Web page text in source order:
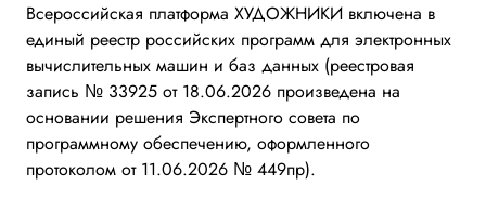
Всероссийская платформа ХУДОЖНИКИ включена в
единый реестр российских программ для электронных
вычислительных машин и баз данных (реестровая
запись № 33925 от 18.06.2026 произведена на
основании решения Экспертного совета по
программному обеспечению, оформленного
протоколом от 11.06.2026 № 449пр).